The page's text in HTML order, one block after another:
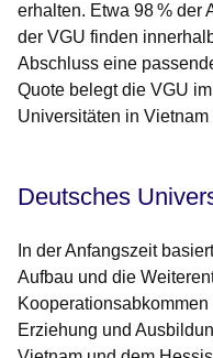
erhalten. Etwa 98 % der
der VGU finden
Abschluss eine
Quote belegt die VGU
Universitäten in
Deutsches
In der Anfangszeit
Aufbau und die
Erziehung und